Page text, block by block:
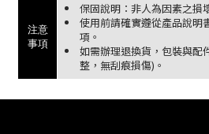
注意
事項
保固說明：非人為因素之損
使用前請確實遵從產品說明
項。
如需辦理退換貨，包裝與配
整，無刮痕損傷)。